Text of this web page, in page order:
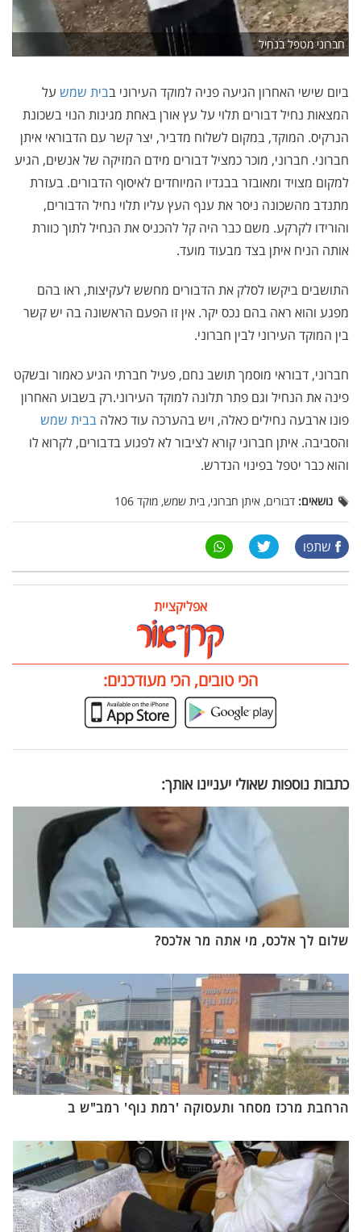
חברוני מטפל בנחיל
ביום שישי האחרון הגיעה פניה למוקד העירוני בבית שמש על
המצאות נחיל דבורים תלוי על עץ אורן באחת מגינות הנוי בשכונת
הנרקיס. המוקד, במקום לשלוח מדביר, יצר קשר עם הדבוראי איתן
חברוני. חברוני, מוכר כמציל דבורים מידם המזיקה של אנשים, הגיע
למקום מצויד ומאובזר בבגדיו המיוחדים לאיסוף הדבורים. בעזרת
מתנדב מהשכונה ניסר את ענף העץ עליו תלוי נחיל הדבורים,
והורידו לקרקע. משם כבר היה קל להכניס את הנחיל לתוך כוורת
אותה הניח איתן בצד מבעוד מועד.
התושבים ביקשו לסלק את הדבורים מחשש לעקיצות, ראו בהם
מפגע והוא ראה בהם נכס יקר. אין זו הפעם הראשונה בה יש קשר
בין המוקד העירוני לבין חברוני.
חברוני, דבוראי מוסמך תושב נחם, פעיל חברתי הגיע כאמור ובשקט
פינה את הנחיל וגם פתר תלונה למוקד העירוני.רק בשבוע האחרון
פונו ארבעה נחילים כאלה, ויש בהערכה עוד כאלה בבית שמש
והסביבה. איתן חברוני קורא לציבור לא לפגוע בדבורים, לקרוא לו
והוא כבר יטפל בפינוי הנדרש.
נושאים: דבורים, איתן חברוני, בית שמש, מוקד 106
שתפו
אפליקציית
הכי טובים, הכי מעודכנים:
כתבות נוספות שאולי יעניינו אותך:
שלום לך אלכס, מי אתה מר אלכס?
הרחבת מרכז מסחר ותעסוקה 'רמת נוף' רמב"ש ב